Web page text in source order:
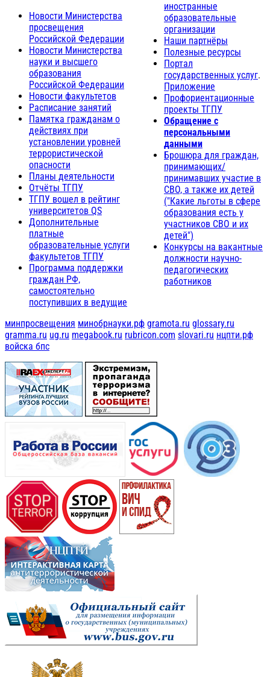
Новости Министерства
просвещения
Российской Федерации
Новости Министерства
науки и высшего
образования
Российской Федерации
Новости факультетов
Расписание занятий
Памятка гражданам о
действиях при
установлении уровней
террористической
опасности
Планы деятельности
Отчёты ТГПУ
ТГПУ вошел в рейтинг
университетов QS
Дополнительные
платные
образовательные услуги
факультетов ТГПУ
Программа поддержки
граждан РФ,
самостоятельно
поступивших в ведущие
иностранные
образовательные
организации
Наши партнёры
Полезные ресурсы
Портал
государственных услуг.
Приложение
Профориентационные
проекты ТГПУ
Обращение с
персональными
данными
Брошюра для граждан,
принимающих/
принимавших участие в
СВО, а также их детей
("Какие льготы в сфере
образования есть у
участников СВО и их
детей")
Конкурсы на вакантные
должности научно-
педагогических
работников
минпросвещения минобрнауки.рф gramota.ru glossary.ru
gramma.ru ug.ru megabook.ru rubricon.com slovari.ru нцпти.рф
войска бпс